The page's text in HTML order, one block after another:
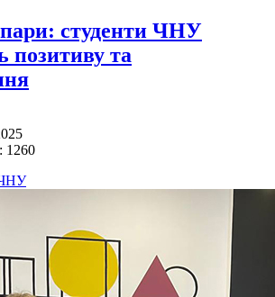
студенти ЧНУ
позитиву та
1260
ЧНУ